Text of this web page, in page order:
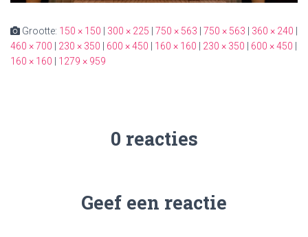
Grootte: 150 × 150 | 300 × 225 | 750 × 563 | 750 × 563 | 360 × 240 |
460 × 700 | 230 × 350 | 600 × 450 | 160 × 160 | 230 × 350 | 600 × 450 |
160 × 160 | 1279 × 959
0 reacties
Geef een reactie